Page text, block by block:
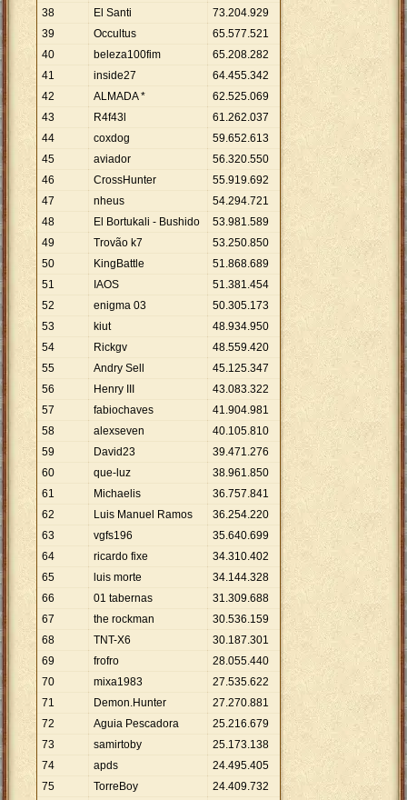
38
El Santi 73.204.929
39
Occultus 65.577.521
40
beleza100fim 65.208.282
41
inside27 64.455.342
42
ALMADA * 62.525.069
43
R4f43l 61.262.037
44
coxdog 59.652.613
45
aviador 56.320.550
46
CrossHunter 55.919.692
47
nheus 54.294.721
48
El Bortukali - Bushido 53.981.589
49
Trovão k7 53.250.850
50
KingBattle 51.868.689
51
IAOS 51.381.454
52
enigma 03 50.305.173
53
kiut 48.934.950
54
Rickgv 48.559.420
55
Andry Sell 45.125.347
56
Henry III 43.083.322
57
fabiochaves 41.904.981
58
alexseven 40.105.810
59
David23 39.471.276
60
que-luz 38.961.850
61
Michaelis 36.757.841
62
Luis Manuel Ramos 36.254.220
63
vgfs196 35.640.699
64
ricardo fixe 34.310.402
65
luis morte 34.144.328
66
01 tabernas 31.309.688
67
the rockman 30.536.159
68
TNT-X6 30.187.301
69
frofro 28.055.440
70
mixa1983 27.535.622
71
Demon.Hunter 27.270.881
72
Aguia Pescadora 25.216.679
73
samirtoby 25.173.138
74
apds 24.495.405
75
TorreBoy 24.409.732